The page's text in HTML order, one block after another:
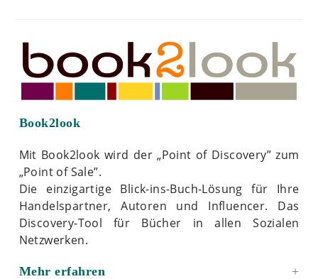
Book2look
Mit Book2look wird der „Point of Discovery” zum
„Point of Sale”.
Die einzigartige Blick-ins-Buch-Lösung für Ihre
Handelspartner, Autoren und Influencer. Das
Discovery-Tool für Bücher in allen Sozialen
Netzwerken.
Mehr erfahren